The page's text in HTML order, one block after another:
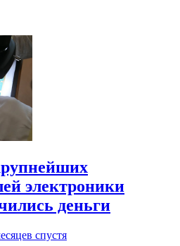
электроники
деньги
спустя